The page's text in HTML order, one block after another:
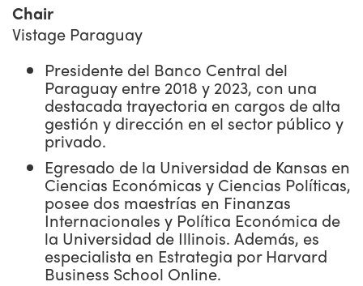
Chair
Vistage Paraguay
Presidente del Banco Central del
Paraguay entre 2018 y 2023, con una
destacada trayectoria en cargos de alta
gestión y dirección en el sector público y
privado.
Egresado de la Universidad de Kansas en
Ciencias Económicas y Ciencias Políticas,
posee dos maestrías en Finanzas
Internacionales y Política Económica de
la Universidad de Illinois. Además, es
especialista en Estrategia por Harvard
Business School Online.